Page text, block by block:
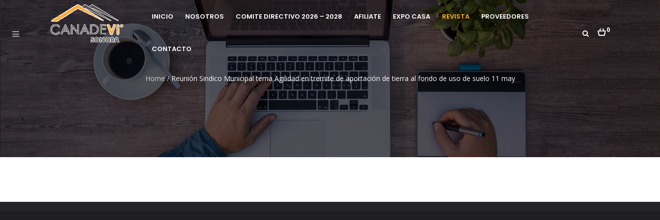
INICIO NOSOTROS COMITE DIRECTIVO 2026 – 2028 AFILIATE EXPO CASA REVISTA PROVEEDORES
CONTACTO
0
Home/ Reunión Sindico Municipal tema Agilidad en tremite de aportación de tierra al fondo de uso de suelo 11 may